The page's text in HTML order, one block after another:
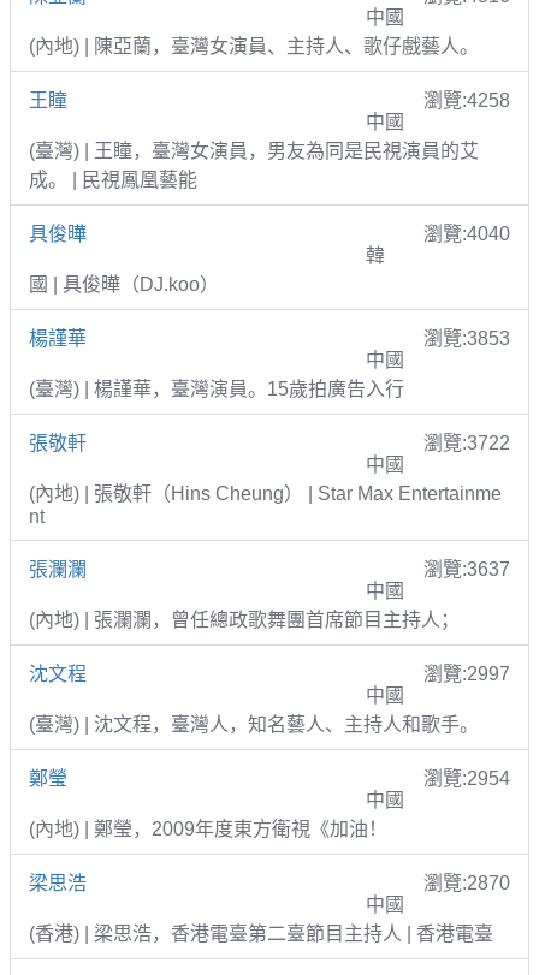
中國
(內地) | 陳亞蘭，臺灣女演員、主持人、歌仔戲藝人。
王瞳
瀏覽:4258
中國
(臺灣) | 王瞳，臺灣女演員，男友為同是民視演員的艾
成。 | 民視鳳凰藝能
具俊曄
瀏覽:4040
韓
國 | 具俊曄（DJ.koo）
楊謹華
瀏覽:3853
中國
(臺灣) | 楊謹華，臺灣演員。15歲拍廣告入行
張敬軒
瀏覽:3722
中國
(內地) | 張敬軒（Hins Cheung） | Star Max Entertainme
nt
張瀾瀾
瀏覽:3637
中國
(內地) | 張瀾瀾，曾任總政歌舞團首席節目主持人；
沈文程
瀏覽:2997
中國
(臺灣) | 沈文程，臺灣人，知名藝人、主持人和歌手。
鄭瑩
瀏覽:2954
中國
(內地) | 鄭瑩，2009年度東方衛視《加油！
梁思浩
瀏覽:2870
中國
(香港) | 梁思浩，香港電臺第二臺節目主持人 | 香港電臺